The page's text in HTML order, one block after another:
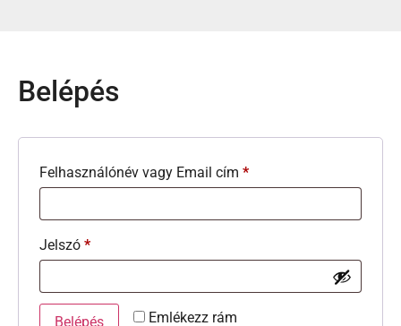
Belépés
Felhasználónév vagy Email cím *
Jelszó *
Emlékezz rám
Belépés